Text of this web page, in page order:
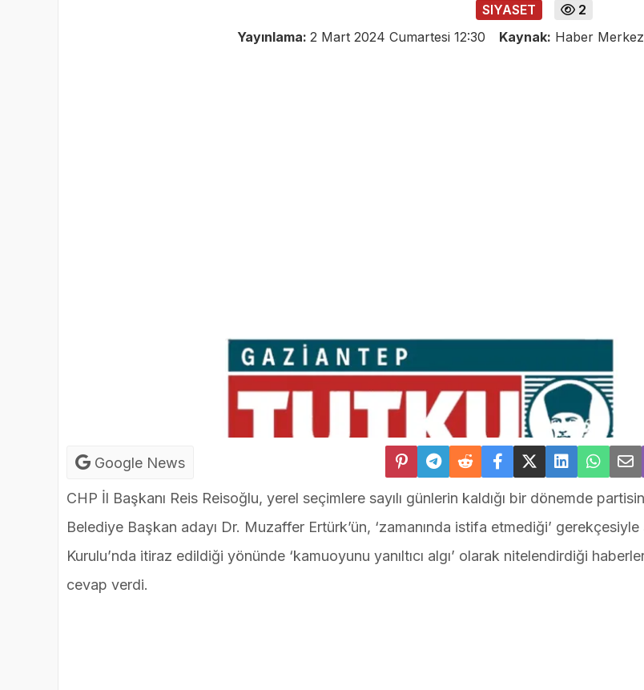
SIYASET
2
Yayınlama: 2 Mart 2024 Cumartesi 12:30 Kaynak: Haber
Google News
CHP İl Başkanı Reis Reisoğlu, yerel seçimlere sayılı günlerin kaldığı bir dönemde
Belediye Başkan adayı Dr. Muzaffer Ertürk’ün, ‘zamanında istifa etmediği’ gerekçesiyle
Kurulu’nda itiraz edildiği yönünde ‘kamuoyunu yanıltıcı algı’ olarak nitelendirdiği
cevap verdi.